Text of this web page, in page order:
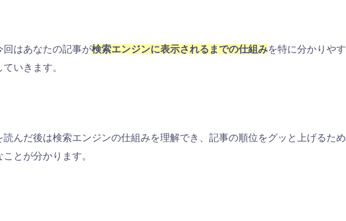
回はあなたの記事が検索エンジンに表示されるまでの仕組みを特に分かりやす
ていきます。
読んだ後は検索エンジンの仕組みを理解でき、記事の順位をグッと上げるため
ことが分かります。